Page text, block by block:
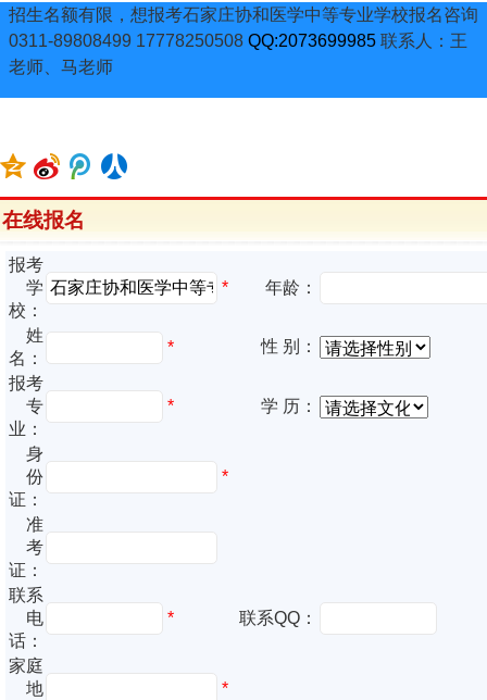
招生名额有限，想报考石家庄协和医学中等专业学校报名咨询
0311-89808499 17778250508 QQ:2073699985 联系人：王
老师、马老师
在线报名
报考
学
校：
* 年龄：
姓
名：
*
性 别：
报考
专
业：
* 学 历：
身
份
证：
*
准
考
证：
联系
电
话：
* 联系QQ：
家庭
地
*